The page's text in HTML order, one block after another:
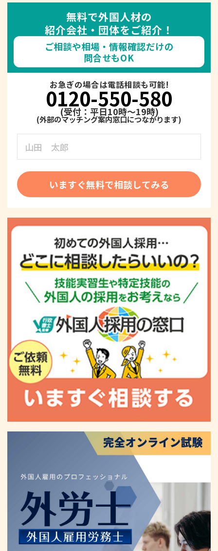
無料で外国人材の
紹介会社・団体をご紹介！
ご相談や相場・情報確認だけの
問合せもOK
お急ぎの場合は電話相談も可能!
0120-550-580
(受付：平日10時～19時)
いますぐ無料で相談してみる